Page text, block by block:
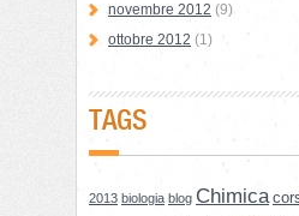
novembre 2012 (9)
ottobre 2012 (1)
TAGS
2013 biologia blog Chimica